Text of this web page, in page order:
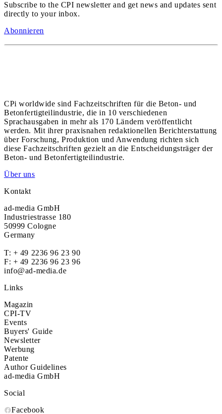
Subscribe to the CPI newsletter and get news and updates sent
directly to your inbox.
Abonnieren
CPi worldwide sind Fachzeitschriften für die Beton- und
Betonfertigteilindustrie, die in 10 verschiedenen
Sprachausgaben in mehr als 170 Ländern veröffentlicht
werden. Mit ihrer praxisnahen redaktionellen Berichterstattung
über Forschung, Produktion und Anwendung richten sich
diese Fachzeitschriften gezielt an die Entscheidungsträger der
Beton- und Betonfertigteilindustrie.
Über uns
Kontakt
ad-media GmbH
Industriestrasse 180
50999 Cologne
Germany
T: + 49 2236 96 23 90
F: + 49 2236 96 23 96
info@ad-media.de
Links
Magazin
CPI-TV
Events
Buyers' Guide
Newsletter
Werbung
Patente
Author Guidelines
ad-media GmbH
Social
Facebook